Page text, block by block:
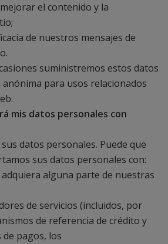
el contenido y la
de nuestros mensajes de
suministremos estos datos
para usos relacionados
mis datos personales con
datos personales. Puede que
sus datos personales con:
alguna parte de nuestras
de servicios (incluidos, por
de referencia de crédito y
pagos, los